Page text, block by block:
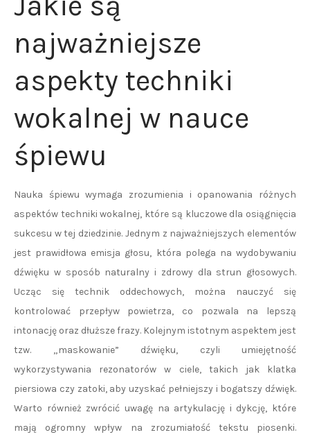
najważniejsze
aspekty techniki
wokalnej w nauce
śpiewu
Nauka śpiewu wymaga zrozumienia i opanowania różnych
aspektów techniki wokalnej, które są kluczowe dla osiągnięcia
sukcesu w tej dziedzinie. Jednym z najważniejszych elementów
jest prawidłowa emisja głosu, która polega na wydobywaniu
dźwięku w sposób naturalny i zdrowy dla strun głosowych.
Ucząc się technik oddechowych, można nauczyć się
kontrolować przepływ powietrza, co pozwala na lepszą
intonację oraz dłuższe frazy. Kolejnym istotnym aspektem jest
tzw. „maskowanie” dźwięku, czyli umiejętność
wykorzystywania rezonatorów w ciele, takich jak klatka
piersiowa czy zatoki, aby uzyskać pełniejszy i bogatszy dźwięk.
Warto również zwrócić uwagę na artykulację i dykcję, które
mają ogromny wpływ na zrozumiałość tekstu piosenki.